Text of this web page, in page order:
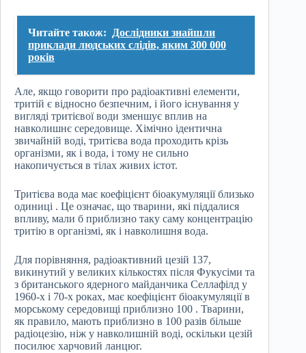
Читайте також:
Дослідники знайшли
приклади людських слідів, яким 300 000
років
Але, якщо говорити про радіоактивні елементи,
тритій є відносно безпечним, і його існування у
вигляді тритієвої води зменшує вплив на
навколишнє середовище. Хімічно ідентична
звичайній воді, тритієва вода проходить крізь
організми, як і вода, і тому не сильно
накопичується в тілах живих істот.
Тритієва вода має коефіцієнт біоакумуляції близько
одиниці . Це означає, що тварини, які піддалися
впливу, мали б приблизно таку саму концентрацію
тритію в організмі, як і навколишня вода.
Для порівняння, радіоактивний цезій 137,
викинутий у великих кількостях після Фукусіми та
з британського ядерного майданчика Селлафілд у
1960-х і 70-х роках, має коефіцієнт біоакумуляції в
морському середовищі приблизно 100 . Тварини,
як правило, мають приблизно в 100 разів більше
радіоцезію, ніж у навколишній воді, оскільки цезій
посилює харчовий ланцюг.